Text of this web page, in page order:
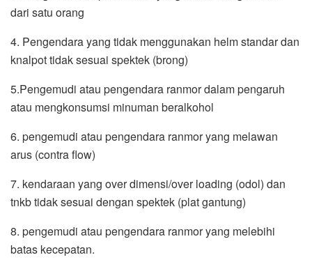
dari satu orang
4. Pengendara yang tidak menggunakan helm standar dan
knalpot tidak sesuai spektek (brong)
5.Pengemudi atau pengendara ranmor dalam pengaruh
atau mengkonsumsi minuman beralkohol
6. pengemudi atau pengendara ranmor yang melawan
arus (contra flow)
7. kendaraan yang over dimensi/over loading (odol) dan
tnkb tidak sesuai dengan spektek (plat gantung)
8. pengemudi atau pengendara ranmor yang melebihi
batas kecepatan.